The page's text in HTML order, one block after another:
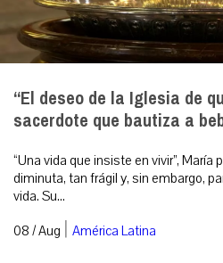
“El deseo de la Iglesia de
sacerdote que bautiza a
“Una vida que insiste en vivir”, María
diminuta, tan frágil y, sin embargo,
vida. Su...
08 / Aug | América Latina